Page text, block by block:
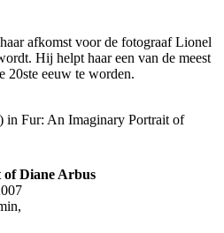
afkomst voor de fotograaf Lionel
Hij helpt haar een van de meest
20ste eeuw te worden.
in Fur: An Imaginary Portrait of
Diane Arbus
,